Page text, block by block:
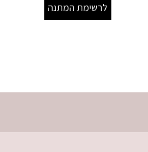
לרשימת המתנה